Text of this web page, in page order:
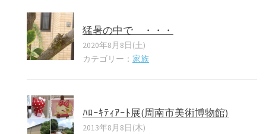
猛暑の中で ・・・
2020年8月8日(土)
カテゴリー： 家族
ﾊﾛｰｷﾃｨｱｰﾄ展(周南市美術博物館)
2013年8月8日(木)